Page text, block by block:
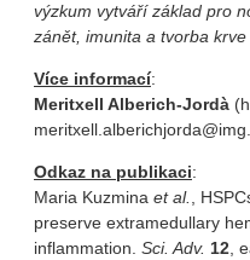
výzkum vytváří základ pro
zánět, imunita a tvorba
Více informací:
Meritxell Alberich-Jordà
Odkaz na publikaci:
Maria Kuzmina et al.,
preserve extramedullary
inflammation. Sci. Adv. 12,